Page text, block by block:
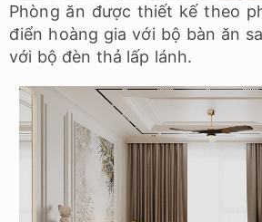
Phòng ăn được thiết kế theo
điển hoàng gia với bộ bàn ăn
với bộ đèn thả lấp lánh.